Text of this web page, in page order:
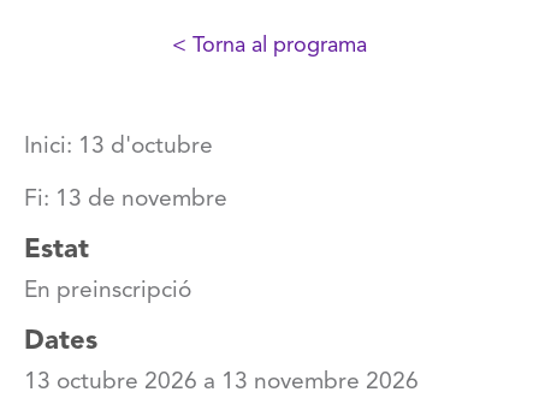
< Torna al programa
Inici: 13 d'octubre
Fi: 13 de novembre
Estat
En preinscripció
Dates
13 octubre 2026 a 13 novembre 2026